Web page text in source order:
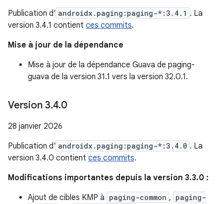
Publication d' androidx.paging:paging-*:3.4.1 . La
version 3.4.1 contient ces commits.
Mise à jour de la dépendance
Mise à jour de la dépendance Guava de paging-
guava de la version 31.1 vers la version 32.0.1.
Version 3.4.0
28 janvier 2026
Publication d' androidx.paging:paging-*:3.4.0 . La
version 3.4.0 contient ces commits.
Modifications importantes depuis la version 3.3.0 :
Ajout de cibles KMP à paging-common , paging-